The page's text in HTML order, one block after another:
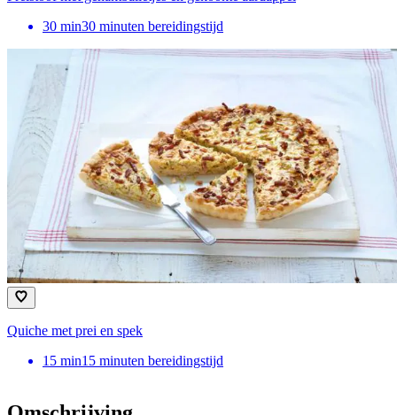
30 min30 minuten bereidingstijd
Quiche met prei en spek
15 min15 minuten bereidingstijd